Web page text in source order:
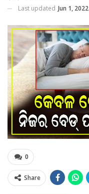
Last updated Jun 1, 2022
0
Share